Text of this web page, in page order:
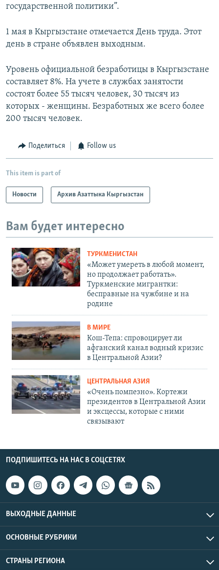
государственной политики”.
1 мая в Кыргызстане отмечается День труда. Этот
день в стране объявлен выходным.
Уровень официальной безработицы в Кыргызстане
составляет 8%. На учете в службах занятости
состоят более 55 тысяч человек, 30 тысяч из
которых - женщины. Безработных же всего более
200 тысяч человек.
Поделиться Follow us
This item is part of
Новости Архив Азаттыка Кыргызстан
Вам будет интересно
ТУРКМЕНИСТАН
«Может умереть в любой момент,
но продолжает работать».
Туркменские мигрантки:
бесправные на чужбине и на
родине
В МИРЕ
Кош-Тепа: спровоцирует ли
афганский канал водный кризис
в Центральной Азии?
ЦЕНТРАЛЬНАЯ АЗИЯ
«Очень помпезно». Кортежи
президентов в Центральной Азии
и эксцессы, которые с ними
связывают
ПОДПИШИТЕСЬ НА НАС В СОЦСЕТЯХ
ВЫХОДНЫЕ ДАННЫЕ
ОСНОВНЫЕ РУБРИКИ
СТРАНЫ РЕГИОНА